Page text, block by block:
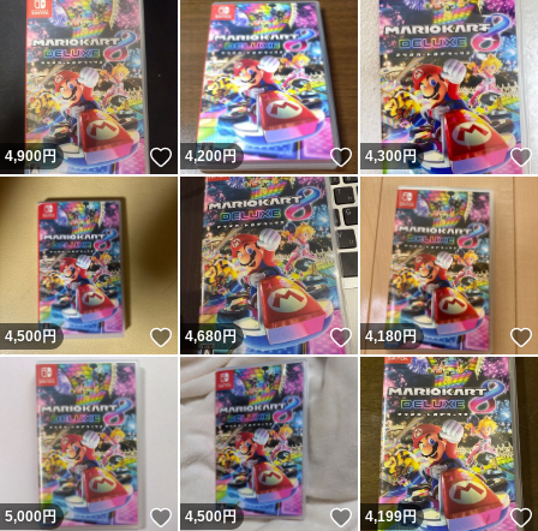
4,900円 いいね！
4,200円 いいね！
4,300円
4,500円 いいね！
4,680円 いいね！
4,180円
5,000円 いいね！
4,500円 いいね！
4,199円